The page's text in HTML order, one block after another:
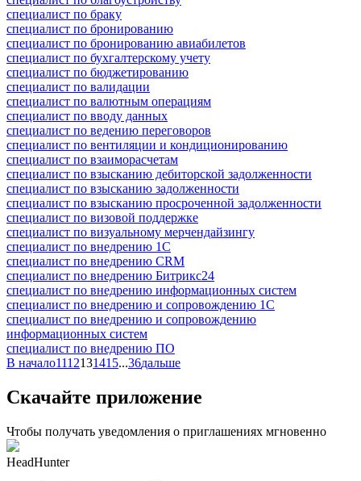
специалист по браку
специалист по бронированию
специалист по бронированию авиабилетов
специалист по бухгалтерскому учету
специалист по бюджетированию
специалист по валидации
специалист по валютным операциям
специалист по вводу данных
специалист по ведению переговоров
специалист по вентиляции и кондиционированию
специалист по взаиморасчетам
специалист по взысканию дебиторской задолженности
специалист по взысканию задолженности
специалист по взысканию просроченной задолженности
специалист по визовой поддержке
специалист по визуальному мерчендайзингу
специалист по внедрению 1С
специалист по внедрению CRM
специалист по внедрению Битрикс24
специалист по внедрению информационных систем
специалист по внедрению и сопровождению 1С
специалист по внедрению и сопровождению
информационных систем
специалист по внедрению ПО
В начало1112131415...36дальше
Скачайте приложение
Чтобы получать уведомления о приглашениях мгновенно
HeadHunter